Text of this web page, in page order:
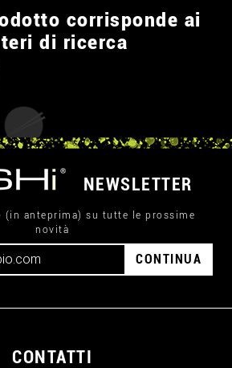
corrisponde ai
di ricerca
NEWSLETTER
(in anteprima) su tutte le prossime
novità
CONTINUA
CONTATTI